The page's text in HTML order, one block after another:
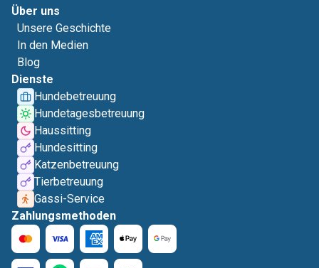
Über uns
Unsere Geschichte
In den Medien
Blog
Dienste
Hundebetreuung
Hundetagesbetreuung
Haussitting
Hundesitting
Katzenbetreuung
Tierbetreuung
Gassi-Service
Zahlungsmethoden